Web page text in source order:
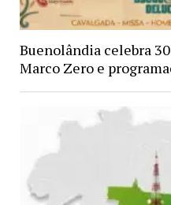
Buenolândia celebra
Marco Zero e